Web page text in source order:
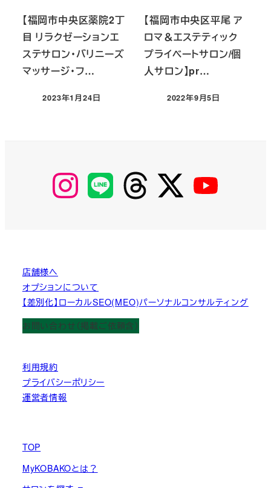
【福岡市中央区薬院2丁
目 リラクゼーションエ
ステサロン・バリニーズ
マッサージ・フ…
投稿日
2023年1月24日
【福岡市中央区平尾 ア
ロマ＆エステティック
プライベートサロン/個
人サロン】pr…
投稿日
2022年9月5日
【Instagram】
MyKOBAKO
【LINE】 【threads】 【Twitter】
店舗様へ
オプションについて
【差別化】ローカルSEO(MEO)パーソナルコンサルティング
お問い合わせ（掲載ご依頼含）
利用規約
プライバシーポリシー
運営者情報
TOP
MyKOBAKOとは？